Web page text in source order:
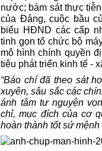
nước; bám sát thực
của Đảng, cuộc bầu
biểu HĐND các cấp
tinh gọn tổ chức bộ
mô hình chính quyền
tiêu phát triển kinh tế -
“Báo chí đã theo sát
xuyên, sâu sắc các
ánh tâm tư nguyện
chỉ, mục đích của cơ
hoàn thành tốt sứ mệnh